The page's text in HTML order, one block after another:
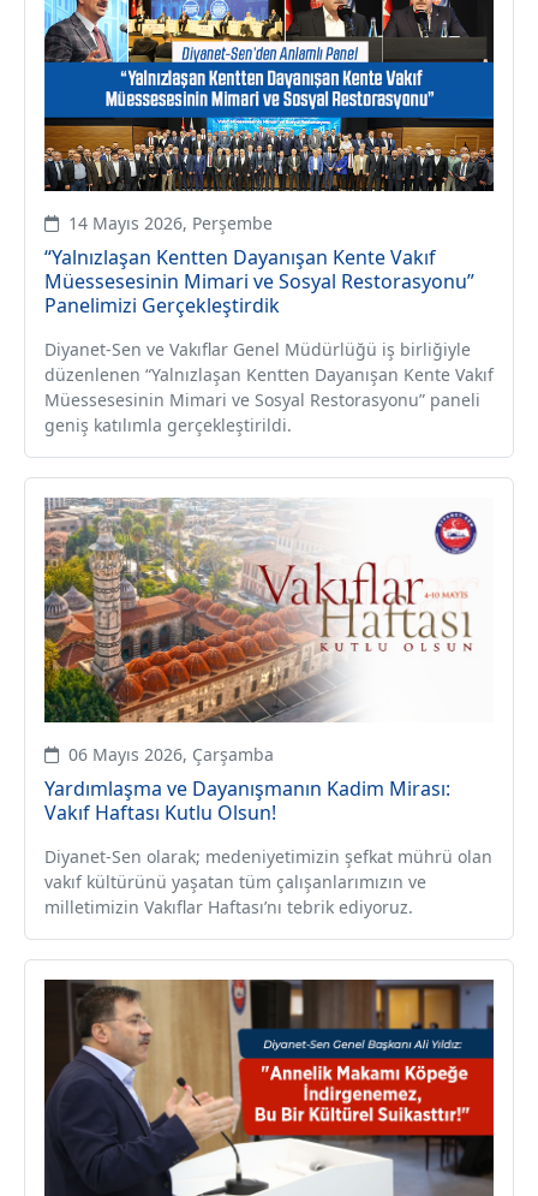
14 Mayıs 2026, Perşembe
“Yalnızlaşan Kentten Dayanışan Kente Vakıf
Müessesesinin Mimari ve Sosyal Restorasyonu”
Panelimizi Gerçekleştirdik
Diyanet-Sen ve Vakıflar Genel Müdürlüğü iş birliğiyle
düzenlenen “Yalnızlaşan Kentten Dayanışan Kente Vakıf
Müessesesinin Mimari ve Sosyal Restorasyonu” paneli
geniş katılımla gerçekleştirildi.
06 Mayıs 2026, Çarşamba
Yardımlaşma ve Dayanışmanın Kadim Mirası:
Vakıf Haftası Kutlu Olsun!
Diyanet-Sen olarak; medeniyetimizin şefkat mührü olan
vakıf kültürünü yaşatan tüm çalışanlarımızın ve
milletimizin Vakıflar Haftası’nı tebrik ediyoruz.